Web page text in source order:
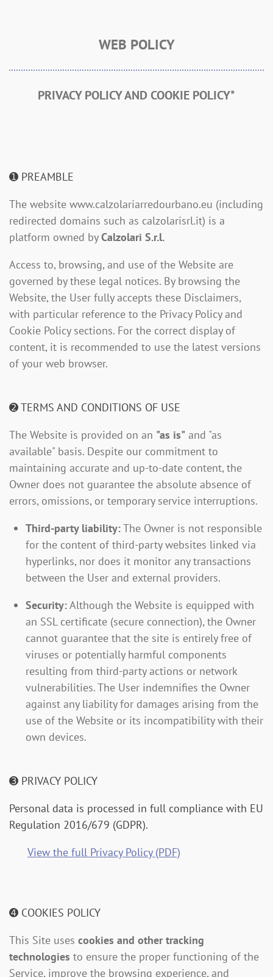
WEB POLICY
PRIVACY POLICY AND COOKIE POLICY*
➊ PREAMBLE
The website www.calzolariarredourbano.eu (including
redirected domains such as calzolarisrl.it) is a
platform owned byCalzolari S.r.l.
Access to, browsing, and use of the Website are
governed by these legal notices. By browsing the
Website, the User fully accepts these Disclaimers,
with particular reference to the Privacy Policy and
Cookie Policy sections. For the correct display of
content, it is recommended to use the latest versions
of your web browser.
➋ TERMS AND CONDITIONS OF USE
The Website is provided on an "as is" and "as
available" basis. Despite our commitment to
maintaining accurate and up-to-date content, the
Owner does not guarantee the absolute absence of
errors, omissions, or temporary service interruptions.
Third-party liability:The Owner is not responsible
for the content of third-party websites linked via
hyperlinks, nor does it monitor any transactions
between the User and external providers.
Security:Although the Website is equipped with
an SSL certificate (secure connection), the Owner
cannot guarantee that the site is entirely free of
viruses or potentially harmful components
resulting from third-party actions or network
vulnerabilities. The User indemnifies the Owner
against any liability for damages arising from the
use of the Website or its incompatibility with their
own devices.
➌ PRIVACY POLICY
Personal data is processed in full compliance with EU
Regulation 2016/679 (GDPR).
View the full Privacy Policy (PDF)
➍ COOKIES POLICY
This Site uses cookies and other tracking
technologies to ensure the proper functioning of the
Service, improve the browsing experience, and